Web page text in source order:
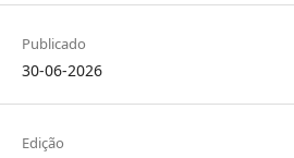
Publicado
30-06-2026
Edição